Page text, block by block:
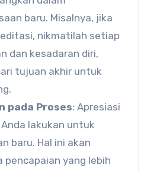
baru. Misalnya, jika
nikmatilah setiap
dan kesadaran diri,
tujuan akhir untuk
pada Proses: Apresiasi
lakukan untuk
baru. Hal ini akan
pencapaian yang lebih